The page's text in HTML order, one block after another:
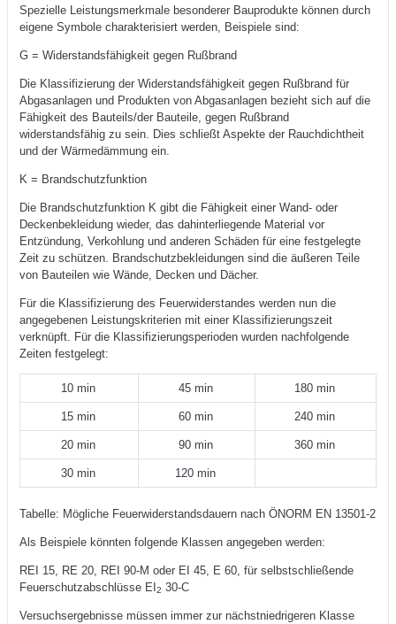
Spezielle Leistungsmerkmale besonderer Bauprodukte können durch
eigene Symbole charakterisiert werden, Beispiele sind:
G = Widerstandsfähigkeit gegen Rußbrand
Die Klassifizierung der Widerstandsfähigkeit gegen Rußbrand für
Abgasanlagen und Produkten von Abgasanlagen bezieht sich auf die
Fähigkeit des Bauteils/der Bauteile, gegen Rußbrand
widerstandsfähig zu sein. Dies schließt Aspekte der Rauchdichtheit
und der Wärmedämmung ein.
K = Brandschutzfunktion
Die Brandschutzfunktion K gibt die Fähigkeit einer Wand- oder
Deckenbekleidung wieder, das dahinterliegende Material vor
Entzündung, Verkohlung und anderen Schäden für eine festgelegte
Zeit zu schützen. Brandschutzbekleidungen sind die äußeren Teile
von Bauteilen wie Wände, Decken und Dächer.
Für die Klassifizierung des Feuerwiderstandes werden nun die
angegebenen Leistungskriterien mit einer Klassifizierungszeit
verknüpft. Für die Klassifizierungsperioden wurden nachfolgende
Zeiten festgelegt:
10 min 45 min 180 min
15 min 60 min 240 min
20 min 90 min 360 min
30 min 120 min
Tabelle: Mögliche Feuerwiderstandsdauern nach ÖNORM EN 13501-2
Als Beispiele könnten folgende Klassen angegeben werden:
REI 15, RE 20, REI 90-M oder EI 45, E 60, für selbstschließende
Feuerschutzabschlüsse EI2 30-C
Versuchsergebnisse müssen immer zur nächstniedrigeren Klasse